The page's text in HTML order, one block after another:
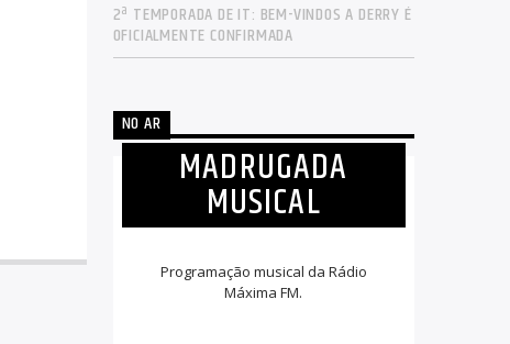
2ª TEMPORADA DE IT: BEM-VINDOS A DERRY É
OFICIALMENTE CONFIRMADA
NO AR
MADRUGADA
MUSICAL
Programação musical da Rádio
Máxima FM.